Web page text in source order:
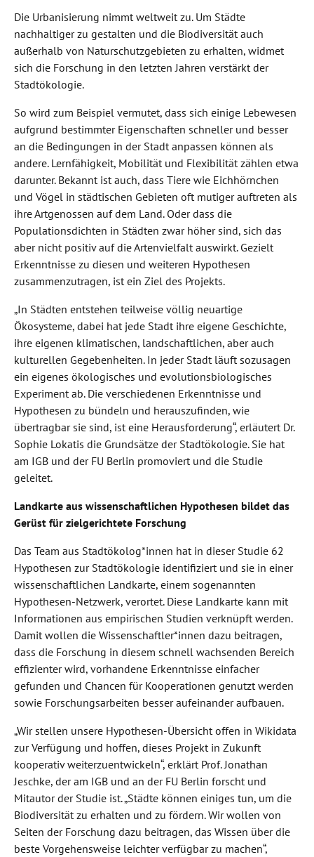
Die Urbanisierung nimmt weltweit zu. Um Städte
nachhaltiger zu gestalten und die Biodiversität auch
außerhalb von Naturschutzgebieten zu erhalten, widmet
sich die Forschung in den letzten Jahren verstärkt der
Stadtökologie.
So wird zum Beispiel vermutet, dass sich einige Lebewesen
aufgrund bestimmter Eigenschaften schneller und besser
an die Bedingungen in der Stadt anpassen können als
andere. Lernfähigkeit, Mobilität und Flexibilität zählen etwa
darunter. Bekannt ist auch, dass Tiere wie Eichhörnchen
und Vögel in städtischen Gebieten oft mutiger auftreten als
ihre Artgenossen auf dem Land. Oder dass die
Populationsdichten in Städten zwar höher sind, sich das
aber nicht positiv auf die Artenvielfalt auswirkt. Gezielt
Erkenntnisse zu diesen und weiteren Hypothesen
zusammenzutragen, ist ein Ziel des Projekts.
„In Städten entstehen teilweise völlig neuartige
Ökosysteme, dabei hat jede Stadt ihre eigene Geschichte,
ihre eigenen klimatischen, landschaftlichen, aber auch
kulturellen Gegebenheiten. In jeder Stadt läuft sozusagen
ein eigenes ökologisches und evolutionsbiologisches
Experiment ab. Die verschiedenen Erkenntnisse und
Hypothesen zu bündeln und herauszufinden, wie
übertragbar sie sind, ist eine Herausforderung“, erläutert Dr.
Sophie Lokatis die Grundsätze der Stadtökologie. Sie hat
am IGB und der FU Berlin promoviert und die Studie
geleitet.
Landkarte aus wissenschaftlichen Hypothesen bildet das
Gerüst für zielgerichtete Forschung
Das Team aus Stadtökolog*innen hat in dieser Studie 62
Hypothesen zur Stadtökologie identifiziert und sie in einer
wissenschaftlichen Landkarte, einem sogenannten
Hypothesen-Netzwerk, verortet. Diese Landkarte kann mit
Informationen aus empirischen Studien verknüpft werden.
Damit wollen die Wissenschaftler*innen dazu beitragen,
dass die Forschung in diesem schnell wachsenden Bereich
effizienter wird, vorhandene Erkenntnisse einfacher
gefunden und Chancen für Kooperationen genutzt werden
sowie Forschungsarbeiten besser aufeinander aufbauen.
„Wir stellen unsere Hypothesen-Übersicht offen in Wikidata
zur Verfügung und hoffen, dieses Projekt in Zukunft
kooperativ weiterzuentwickeln“, erklärt Prof. Jonathan
Jeschke, der am IGB und an der FU Berlin forscht und
Mitautor der Studie ist. „Städte können einiges tun, um die
Biodiversität zu erhalten und zu fördern. Wir wollen von
Seiten der Forschung dazu beitragen, das Wissen über die
beste Vorgehensweise leichter verfügbar zu machen“,